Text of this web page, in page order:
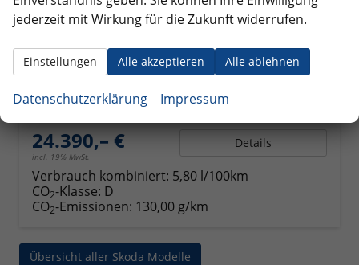
Skoda Kamiq
Fahrzeugnr. 356980 GetriebeSchalt. 6-Gang
Leistung 85 kW (116 PS)
24.390,– €
incl. 19% MwSt.
Details
Verbrauch kombiniert: 5,80 l/100km
CO2-Klasse: D
CO2-Emissionen: 130,00 g/km
Übersicht aller Skoda Modelle
jederzeit mit Wirkung für die Zukunft widerrufen.
Alle akzeptieren Alle ablehnen
Einstellungen
Datenschutzerklärung Impressum